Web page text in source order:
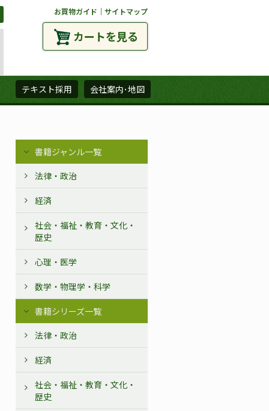
お買物ガイド ｜ サイトマップ
カートを見る
テキスト採用 会社案内･地図
書籍ジャンル一覧
法律・政治
経済
社会・福祉・教育・文化・
歴史
心理・医学
数学・物理学・科学
書籍シリーズ一覧
法律・政治
経済
社会・福祉・教育・文化・
歴史